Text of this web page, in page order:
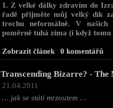
1. Z velké dálky zdravím do
řadě přijměte můj velký dík
trochu neformálně. V
poměrně tuhá zima (i když
Zobrazit článek | 0 komentářů
Transcending Bizarre? - The
21.04.2011
… jak se státi mrzoutem …